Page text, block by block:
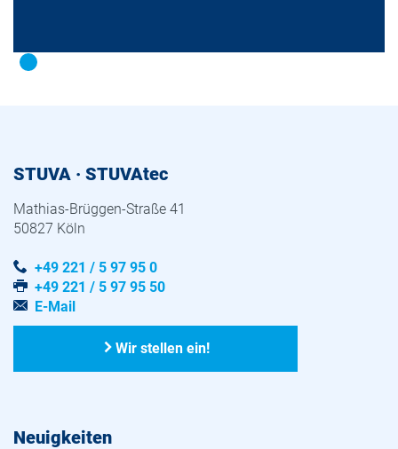
STUVA · STUVAtec
Mathias-Brüggen-Straße 41
50827 Köln
+49 221 / 5 97 95 0
+49 221 / 5 97 95 50
E-Mail
Wir stellen ein!
Neuigkeiten